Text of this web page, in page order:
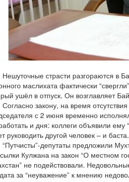
страсти разгораются в
маслихата фактически
ушёл в отпуск. Он возглавляет
закону, на время отсутствия
с 2 июня временно
и дня: коллеги объявили
руководить другой человек – и баста.
депутаты предложили
Кулжана на закон “О местном
не подействовали.
за “неуважение” к мнению